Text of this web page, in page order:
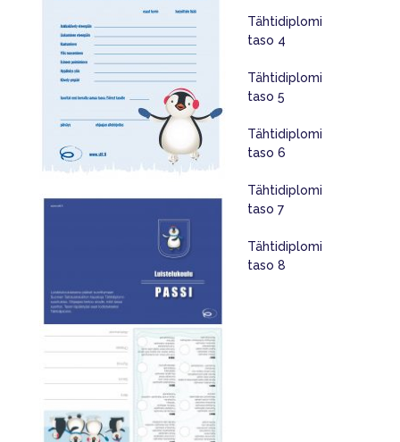
Tähtidiplomi
taso 4
Tähtidiplomi
taso 5
Tähtidiplomi
taso 6
Tähtidiplomi
taso 7
Tähtidiplomi
taso 8